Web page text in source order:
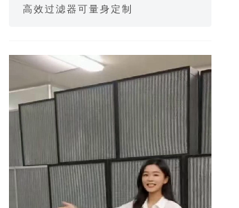
高效过滤器可量身定制